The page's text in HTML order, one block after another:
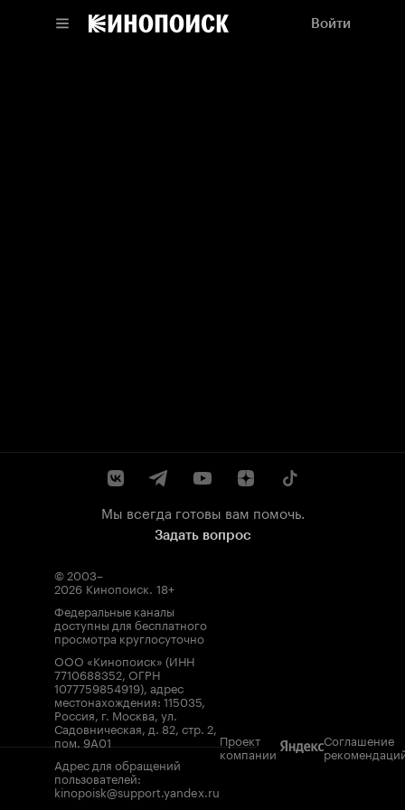
Войти
Мы всегда готовы вам помочь.
Задать вопрос
© 2003–
2026 Кинопоиск. 18+
Федеральные каналы
доступны для бесплатного
просмотра круглосуточно
ООО «Кинопоиск» (ИНН
7710688352, ОГРН
1077759854919), адрес
местонахождения: 115035,
Россия, г. Москва, ул.
Садовническая, д. 82, стр. 2,
пом. 9А01
Адрес для обращений
пользователей:
kinopoisk@support.yandex.ru
Проект
компании
Соглашение